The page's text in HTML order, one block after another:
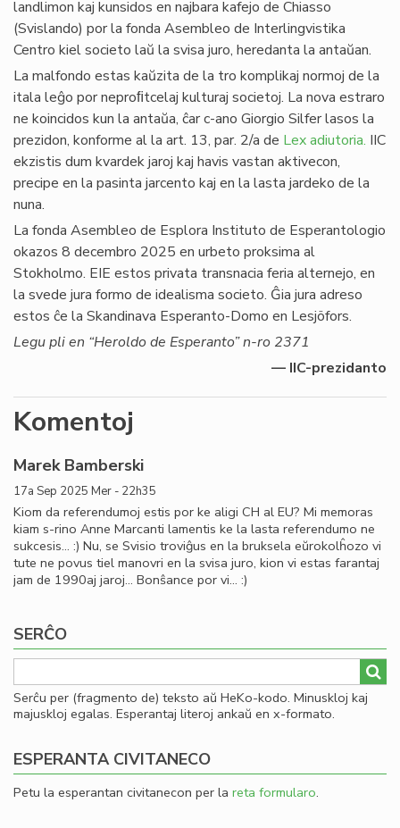
landlimon kaj kunsidos en najbara kafejo de Chiasso
(Svislando) por la fonda Asembleo de Interlingvistika
Centro kiel societo laŭ la svisa juro, heredanta la antaŭan.
La malfondo estas kaŭzita de la tro komplikaj normoj de la
itala leĝo por neproﬁtcelaj kulturaj societoj. La nova estraro
ne koincidos kun la antaŭa, ĉar c-ano Giorgio Silfer lasos la
prezidon, konforme al la art. 13, par. 2/a de Lex adiutoria. IIC
ekzistis dum kvardek jaroj kaj havis vastan aktivecon,
precipe en la pasinta jarcento kaj en la lasta jardeko de la
nuna.
La fonda Asembleo de Esplora Instituto de Esperantologio
okazos 8 decembro 2025 en urbeto proksima al
Stokholmo. EIE estos privata transnacia feria alternejo, en
la svede jura formo de idealisma societo. Ĝia jura adreso
estos ĉe la Skandinava Esperanto-Domo en Lesjöfors.
Legu pli en “Heroldo de Esperanto” n-ro 2371
— IIC-prezidanto
Komentoj
Marek Bamberski
17a Sep 2025 Mer - 22h35
Kiom da referendumoj estis por ke aligi CH al EU? Mi memoras
kiam s-rino Anne Marcanti lamentis ke la lasta referendumo ne
sukcesis… :) Nu, se Svisio troviĝus en la bruksela eŭrokolĥozo vi
tute ne povus tiel manovri en la svisa juro, kion vi estas farantaj
jam de 1990aj jaroj… Bonŝance por vi… :)
SERĈO
Serĉu per (fragmento de) teksto aŭ HeKo-kodo. Minuskloj kaj
majuskloj egalas. Esperantaj literoj ankaŭ en x-formato.
ESPERANTA CIVITANECO
Petu la esperantan civitanecon per la reta formularo.